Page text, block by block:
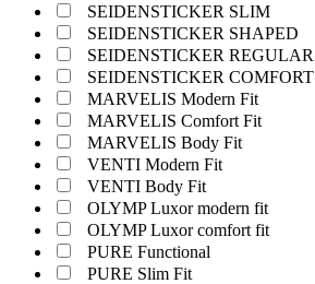
SEIDENSTICKER SLIM
SEIDENSTICKER SHAPED
SEIDENSTICKER REGULAR
SEIDENSTICKER COMFORT
MARVELIS Modern Fit
MARVELIS Comfort Fit
MARVELIS Body Fit
VENTI Modern Fit
VENTI Body Fit
OLYMP Luxor modern fit
OLYMP Luxor comfort fit
PURE Functional
PURE Slim Fit